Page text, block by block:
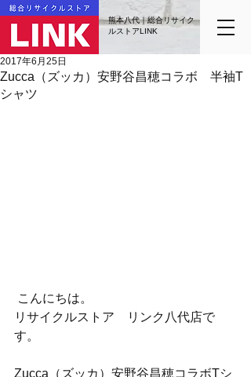
熊本八代｜総合リサイク
ルストアLINK
Zucca（ズッカ）安野谷昌穂コラボ 半袖T
シャツ
2017年6月25日
こんにちは。
リサイクルストア　リンク八代店で
す。
Zucca（ズッカ）安野谷昌穂コラボTシ